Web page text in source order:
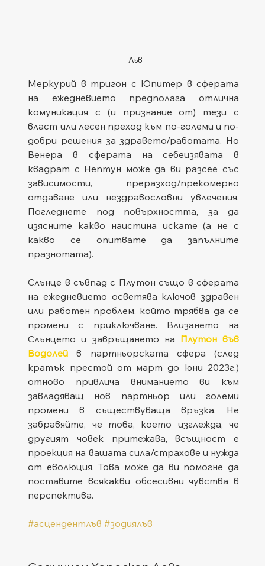
Лъв
Меркурий в тригон с Юпитер в сферата
на ежедневието предполага отлична
комуникация с (и признание от) тези с
власт или лесен преход към по-големи и по-
добри решения за здравето/работата. Но
Венера в сферата на себеизявата в
квадрат с Нептун може да ви разсее със
зависимости, преразход/прекомерно
отдаване или нездравословни увлечения.
Погледнете под повърхността, за да
изясните какво наистина искате (а не с
какво се опитвате да запълните
празнотата).
Слънце в съвпад с Плутон също в сферата
на ежедневието осветява ключов здравен
или работен проблем, който трябва да се
промени с приключване. Влизането на
Слънцето и завръщането на Плутон във
Водолей в партньорската сфера (след
кратък престой от март до юни 2023г.)
отново привлича вниманието ви към
завладяващ нов партньор или големи
промени в съществуваща връзка. Не
забравяйте, че това, което изглежда, че
другият човек притежава, всъщност е
проекция на вашата сила/страхове и нужда
от еволюция. Това може да ви помогне да
поставите всякакви обсесивни чувства в
перспектива.
#асцендентлъв #зодиялъв